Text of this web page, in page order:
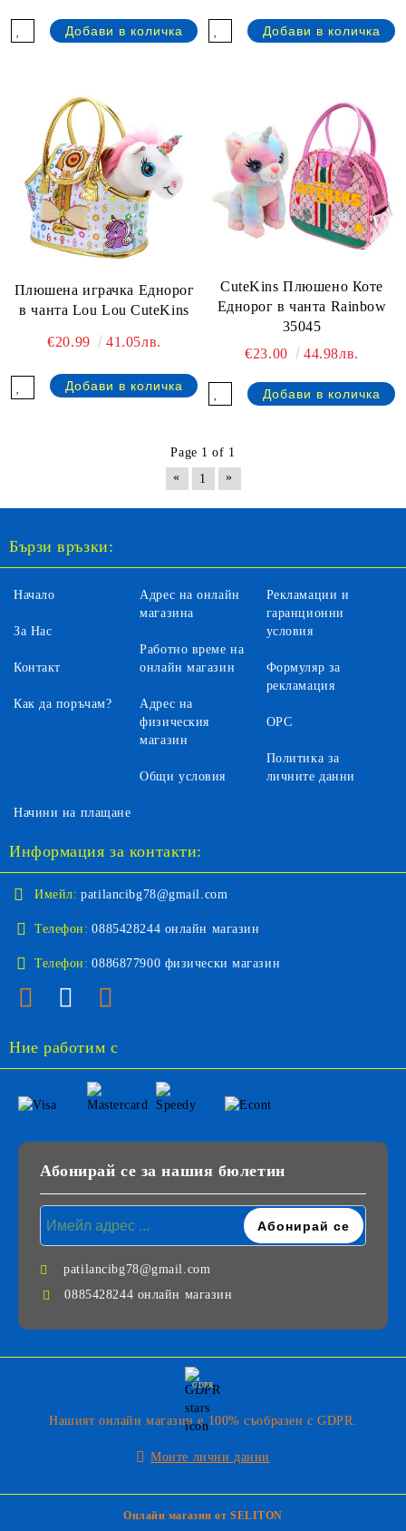
Плюшена играчка Еднорог
в чанта Lou Lou CuteKins
€20.99 41.05лв.
CuteKins Плюшено Коте
Еднорог в чанта Rainbow
35045
€23.00
44.98лв.
Page 1 of 1
«
1 »
Бързи връзки:
Начало
За Нас
Контакт
Как да поръчам?
Адрес на онлайн
магазина
Работно време на
онлайн магазин
Адрес на
физическия
магазин
Общи условия
Рекламации и
гаранционни
условия
Формуляр за
рекламация
ОРС
Политика за
личните данни
Начини на плащане
Информация за контакти:
Имейл: patilancibg78@gmail.com
Телефон: 0885428244 онлайн магазин
Телефон: 0886877900 физически магазин
Ние работим с
Абонирай се за нашия бюлетин
patilancibg78@gmail.com
0885428244 онлайн магазин
GDPR
Нашият онлайн магазин е 100% съобразен с GDPR.
Моите лични данни
Онлайн магазин от SELITON